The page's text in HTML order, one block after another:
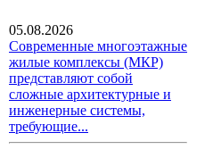
05.08.2026
Современные многоэтажные
жилые комплексы (МКР)
представляют собой
сложные архитектурные и
инженерные системы,
требующие...